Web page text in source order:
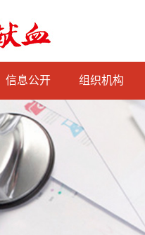
信息公开 组织机构